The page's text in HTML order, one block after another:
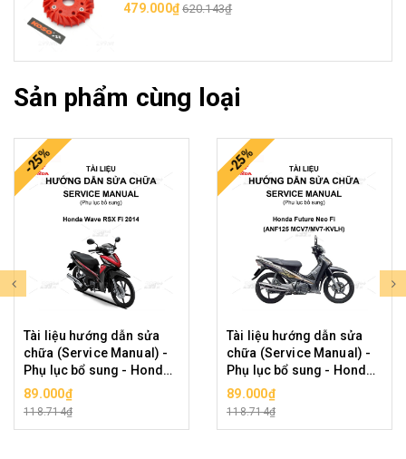
479.000₫ 620.143₫
Sản phẩm cùng loại
-25%
Tài liệu hướng dẫn sửa
chữa (Service Manual) -
Phụ lục bổ sung - Honda
Wave RSX Fi 2014
89.000₫
118.714₫
-25%
Tài liệu hướng dẫn sửa
chữa (Service Manual) -
Phụ lục bổ sung - Honda
Future Neo Fi
89.000₫
118.714₫